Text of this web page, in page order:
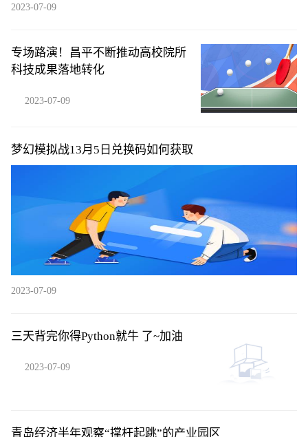
2023-07-09
专场路演！昌平不断推动高校院所
科技成果落地转化
2023-07-09
梦幻模拟战13月5日兑换码如何获取
2023-07-09
三天背完你得Python就牛 了~加油
2023-07-09
青岛经济半年观察“撑杆起跳”的产业园区